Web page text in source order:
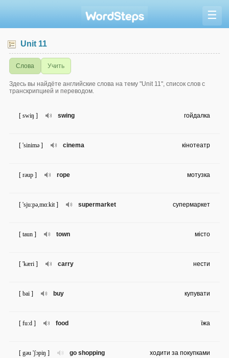
☰
Unit 11
Слова Учить
Здесь вы найдёте английские слова на тему "Unit 11", список слов с
транскрипцией и переводом.
swing
[ swiŋ ] гойдалка
cinema
[ 'sinimə ] кінотеатр
rope
[ rəup ] мотузка
supermarket
[ 'sju:pə,mɑ:kit ] супермаркет
town
[ taun ] місто
carry
[ 'kæri ] нести
buy
[ bai ] купувати
food
[ fu:d ] їжа
go shopping
[ gəu 'ʃɔpiŋ ] ходити за покупками